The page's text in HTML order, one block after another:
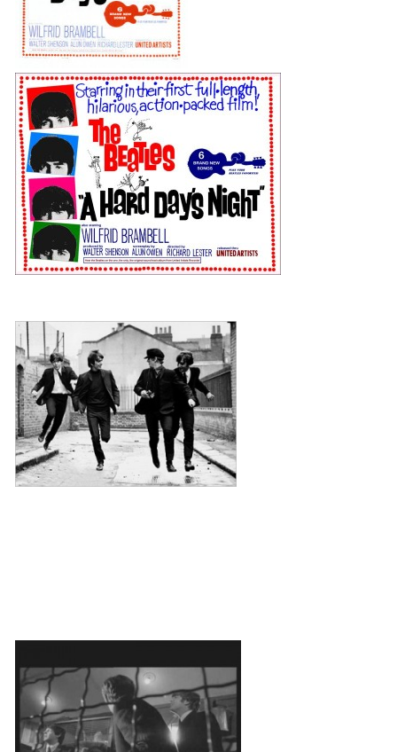
DISKOGRAFIE - SINGLY ŘADOVÉ
DISKOGRAFIE - SINGLY VÁNOČNÍ
DISKOGRAFIE - SINGLY DALŠÍ
DISKOGRAFIE - EP
DISKOGRAFIE - EP II
DISKOGRAFIE - ALBA ŘADOVÁ
DISKOGRAFIE - ALBA JINÁ
DISKOGRAFIE - ALBA RARITY
DISKOGRAFIE - BOOTLEGY III
DISKOGRAFIE - BOOTLEGY IV